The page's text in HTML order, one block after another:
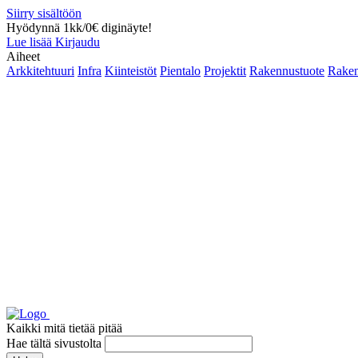
Siirry sisältöön
Hyödynnä 1kk/0€ diginäyte!
Lue lisää Kirjaudu
Aiheet
Arkkitehtuuri Infra Kiinteistöt Pientalo Projektit Rakennustuote
Kaikki mitä tietää pitää
Hae tältä sivustolta